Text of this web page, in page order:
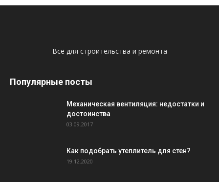
Всё для строительства и ремонта
Популярные посты
Механическая вентиляция: недостатки и
достоинства
03.09.2017
Как подобрать утеплитель для стен?
19.12.2020